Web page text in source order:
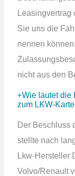
Leasingvertrag
Sie uns die
nennen
nicht aus den
Wie lautet die
zum LKW-
Der Beschluss
stellte nach
Lkw-Hersteller
Volvo/Renault